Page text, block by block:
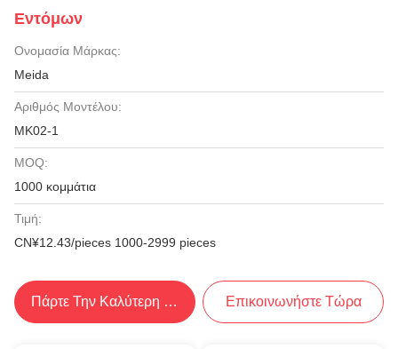
Εντόμων
Ονομασία Μάρκας:
Meida
Αριθμός Μοντέλου:
MK02-1
MOQ:
1000 κομμάτια
Τιμή:
CN¥12.43/pieces 1000-2999 pieces
Πάρτε Την Καλύτερη Τιμή Επικοινωνήστε Τώρα